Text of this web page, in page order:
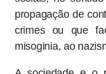
propagação de
crimes ou que
misoginia, ao